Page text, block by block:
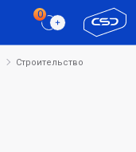
Строительство